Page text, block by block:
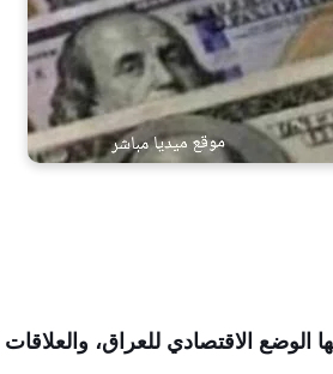
الاقتصادي للعراق، والعلاقات